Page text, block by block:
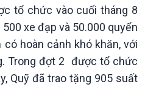
Thế giới
Tin thế giới
Vấn đề quốc tế
tổ chức vào cuối tháng 8
xe đạp và 50.000 quyển
hoàn cảnh khó khăn, với
Trong đợt 2 được tổ chức
Quỹ đã trao tặng 905 suất